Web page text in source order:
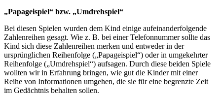
„Papageispiel“ bzw. „Umdrehspiel“
Bei diesen Spielen wurden dem Kind einige aufeinanderfolgende
Zahlenreihen gesagt. Wie z. B. bei einer Telefonnummer sollte das
Kind sich diese Zahlenreihen merken und entweder in der
ursprünglichen Reihenfolge („Papageispiel“) oder in umgekehrter
Reihenfolge („Umdrehspiel“) aufsagen. Durch diese beiden Spiele
wollten wir in Erfahrung bringen, wie gut die Kinder mit einer
Reihe von Informationen umgehen, die sie für eine begrenzte Zeit
im Gedächtnis behalten sollen.